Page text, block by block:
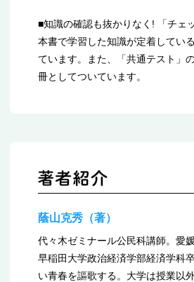
■知識の確認も抜かりなく! 「チェ
本書で学習した知識が定着してい
ています。また、「共通テスト」
冊としてついています。
蔭山克秀（著）
代々木ゼミナール公民科講師。愛媛
早稲田大学政治経済学部経済学科
い青春を謳歌する。大学は授業以